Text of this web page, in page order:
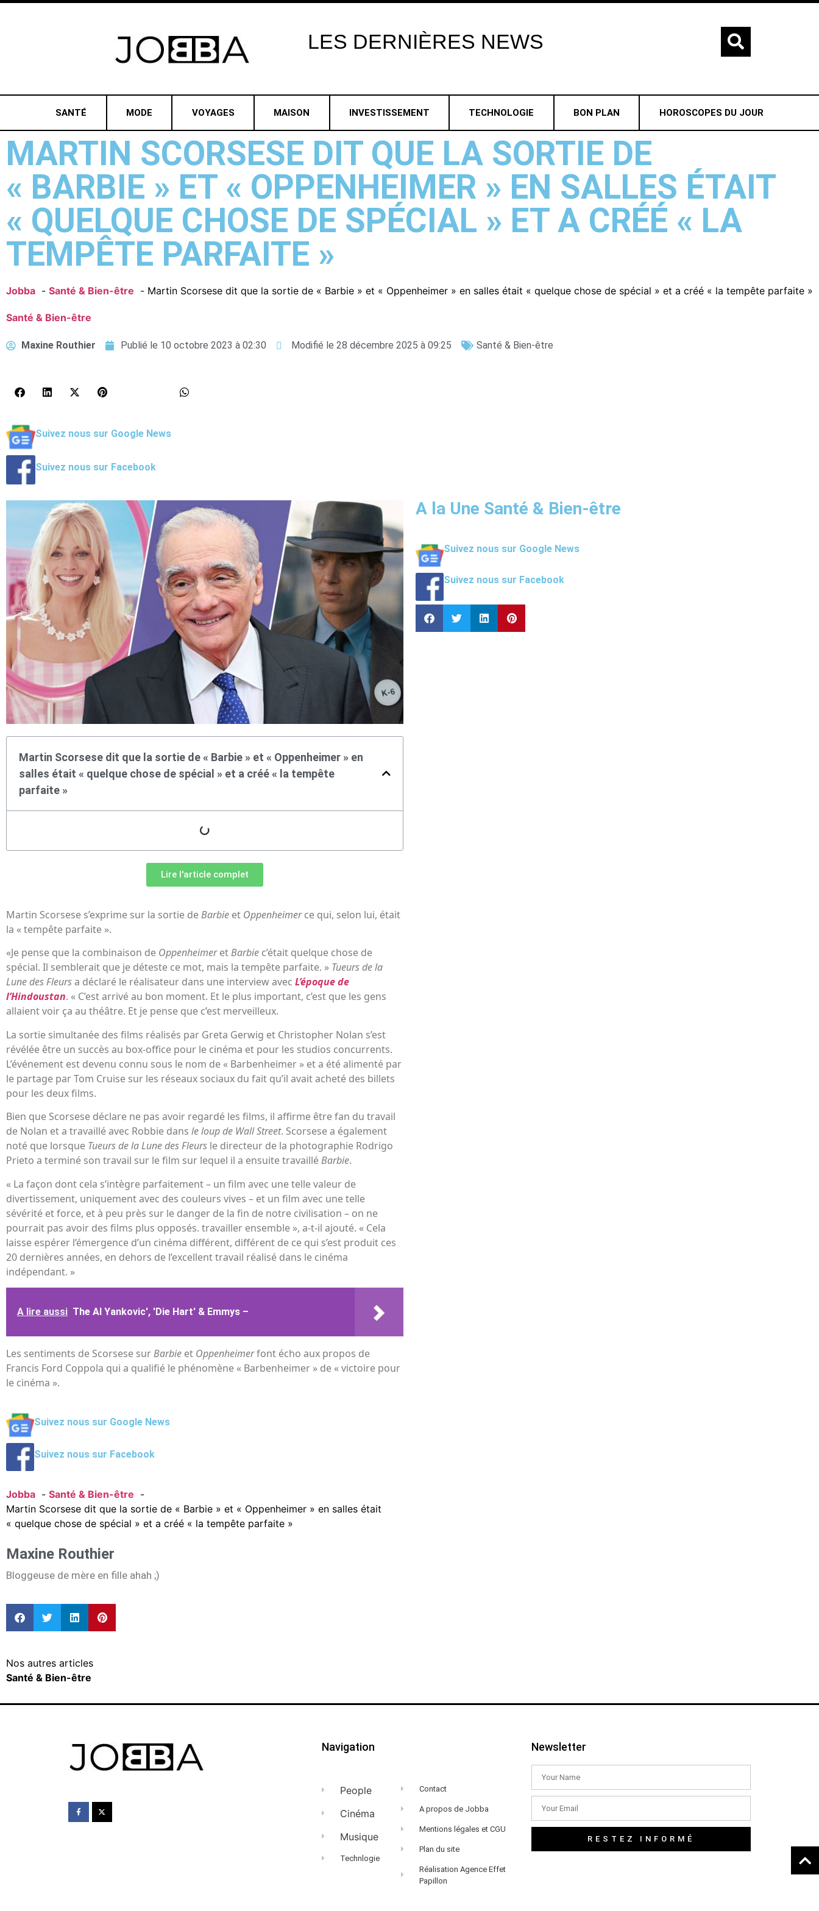
LES DERNIÈRES NEWS
SANTÉ MODE VOYAGES MAISON INVESTISSEMENT TECHNOLOGIE BON PLAN HOROSCOPES DU JOUR
MARTIN SCORSESE DIT QUE LA SORTIE DE
« BARBIE » ET « OPPENHEIMER » EN SALLES ÉTAIT
« QUELQUE CHOSE DE SPÉCIAL » ET A CRÉÉ « LA
TEMPÊTE PARFAITE »
Jobba Santé & Bien-être Martin Scorsese dit que la sortie de « Barbie » et « Oppenheimer » en salles était « quelque chose de spécial » et a créé « la tempête parfaite »
Santé & Bien-être
Maxine Routhier Publié le 10 octobre 2023 à 02:30 Modifié le 28 décembre 2025 à 09:25 Santé & Bien-être
Suivez nous sur Google News
Suivez nous sur Facebook
Martin Scorsese dit que la sortie de « Barbie » et « Oppenheimer » en
salles était « quelque chose de spécial » et a créé « la tempête
parfaite »
Lire l'article complet
Martin Scorsese s’exprime sur la sortie deBarbie et Oppenheimerce qui, selon lui, était
la « tempête parfaite ».
«Je pense que la combinaison de OppenheimeretBarbie c’était quelque chose de
spécial. Il semblerait que je déteste ce mot, mais la tempête parfaite. » Tueurs de la
Lune des Fleursa déclaré le réalisateur dans une interview avec L’époque de
l’Hindoustan. « C’est arrivé au bon moment. Et le plus important, c’est que les gens
allaient voir ça au théâtre. Et je pense que c’est merveilleux.
La sortie simultanée des films réalisés par Greta Gerwig et Christopher Nolan s’est
révélée être un succès au box-office pour le cinéma et pour les studios concurrents.
L’événement est devenu connu sous le nom de « Barbenheimer » et a été alimenté par
le partage par Tom Cruise sur les réseaux sociaux du fait qu’il avait acheté des billets
pour les deux films.
Bien que Scorsese déclare ne pas avoir regardé les films, il affirme être fan du travail
de Nolan et a travaillé avec Robbie dans le loup de Wall Street. Scorsese a également
noté que lorsque Tueurs de la Lune des Fleurs le directeur de la photographie Rodrigo
Prieto a terminé son travail sur le film sur lequel il a ensuite travailléBarbie.
« La façon dont cela s’intègre parfaitement – ​​un film avec une telle valeur de
divertissement, uniquement avec des couleurs vives – et un film avec une telle
sévérité et force, et à peu près sur le danger de la fin de notre civilisation – on ne
pourrait pas avoir des films plus opposés. travailler ensemble », a-t-il ajouté. « Cela
laisse espérer l’émergence d’un cinéma différent, différent de ce qui s’est produit ces
20 dernières années, en dehors de l’excellent travail réalisé dans le cinéma
indépendant. »
A lire aussi The Al Yankovic', 'Die Hart' & Emmys –
Les sentiments de Scorsese surBarbie et Oppenheimerfont écho aux propos de
Francis Ford Coppola qui a qualifié le phénomène « Barbenheimer » de « victoire pour
le cinéma ».
Suivez nous sur Google News
Suivez nous sur Facebook
Jobba
Santé & Bien-être
Martin Scorsese dit que la sortie de « Barbie » et « Oppenheimer » en salles était
« quelque chose de spécial » et a créé « la tempête parfaite »
Maxine Routhier
Bloggeuse de mère en fille ahah ;)
A la Une Santé & Bien-être
Suivez nous sur Google News
Suivez nous sur Facebook
Nos autres articles
Santé & Bien-être
Navigation
People
Cinéma
Musique
Technlogie
Contact
A propos de Jobba
Mentions légales et CGU
Plan du site
Réalisation Agence Effet
Papillon
Newsletter
RESTEZ INFORMÉ